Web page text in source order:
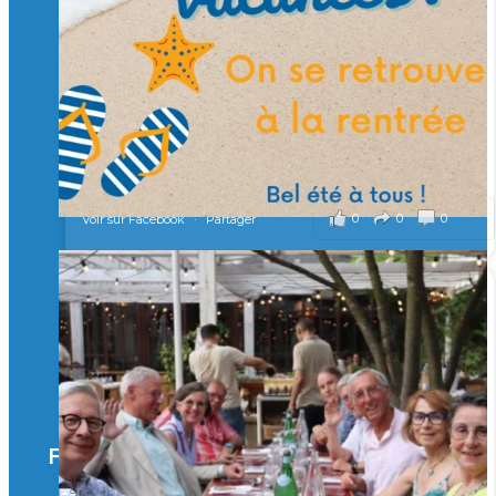
Merci à tous !
🎯 Taxe d’apprentissage 2026 : avec l'Isep, investissez pour
un numérique au service de l'humain !
À l’Isep, nous formons des ingénieurs, des bachelors, des
Mastères Spécialisés, qui allient excellence technologique et
valeurs humaines, au cœur de notre pro
...Voir plus
il y a 2 mois
0 0 0
Voir sur Facebook · Partager
🚀Afterwork à Genève 🚀
🥳 Le 22 avril dernier, 14 Alumni vivant / travaillant
en Suisse ont partagé un moment convivial de
retrouvailles et d'échanges !
Merci à tous pour votre présence et à Alexandre
CHEA pour l'organisation !
il y a 3 mois
Facebook